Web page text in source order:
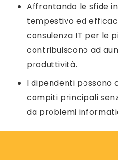
Affrontando le sfide
tempestivo ed
consulenza IT per le
contribuiscono ad
produttività.
I dipendenti possono
compiti principali
da problemi